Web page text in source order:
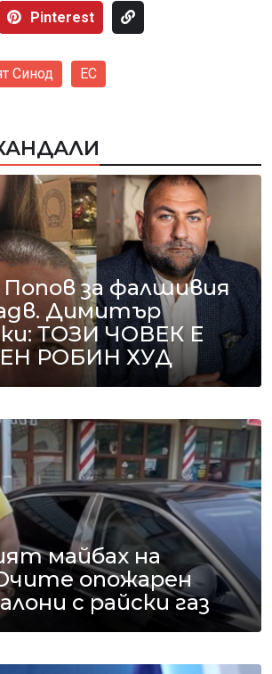
Pinterest
Синод ЕС
Попов за фалшивия
Димитър
ТОЗИ ЧОВЕК Е
РОБИН ХУД
майбах на
опожарен
с райски газ